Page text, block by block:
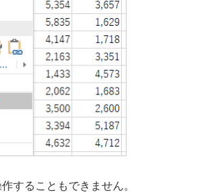
することもできません。